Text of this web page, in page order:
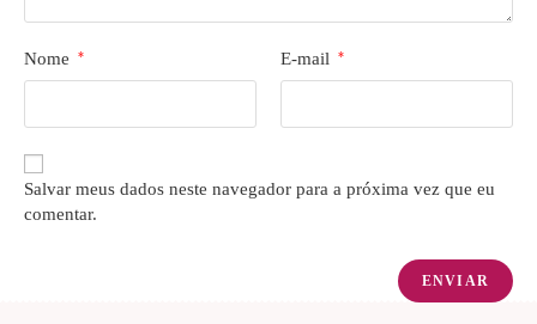
Nome * E-mail *
Salvar meus dados neste navegador para a próxima vez que eu
comentar.